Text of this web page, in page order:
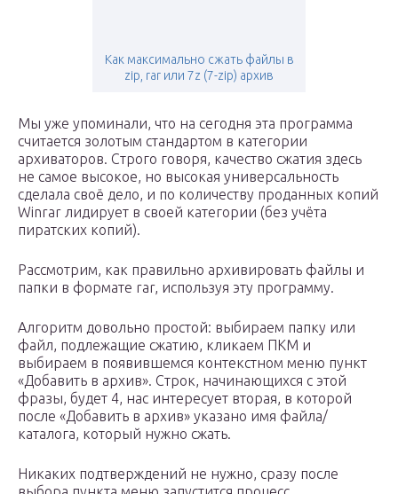
Как максимально сжать файлы в
zip, rar или 7z (7-zip) архив
Мы уже упоминали, что на сегодня эта программа
считается золотым стандартом в категории
архиваторов. Строго говоря, качество сжатия здесь
не самое высокое, но высокая универсальность
сделала своё дело, и по количеству проданных копий
Winrar лидирует в своей категории (без учёта
пиратских копий).
Рассмотрим, как правильно архивировать файлы и
папки в формате rar, используя эту программу.
Алгоритм довольно простой: выбираем папку или
файл, подлежащие сжатию, кликаем ПКМ и
выбираем в появившемся контекстном меню пункт
«Добавить в архив». Строк, начинающихся с этой
фразы, будет 4, нас интересует вторая, в которой
после «Добавить в архив» указано имя файла/
каталога, который нужно сжать.
Никаких подтверждений не нужно, сразу после